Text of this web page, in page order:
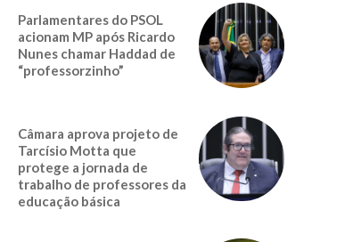
Parlamentares do PSOL
acionam MP após Ricardo
Nunes chamar Haddad de
“professorzinho”
Câmara aprova projeto de
Tarcísio Motta que
protege a jornada de
trabalho de professores da
educação básica